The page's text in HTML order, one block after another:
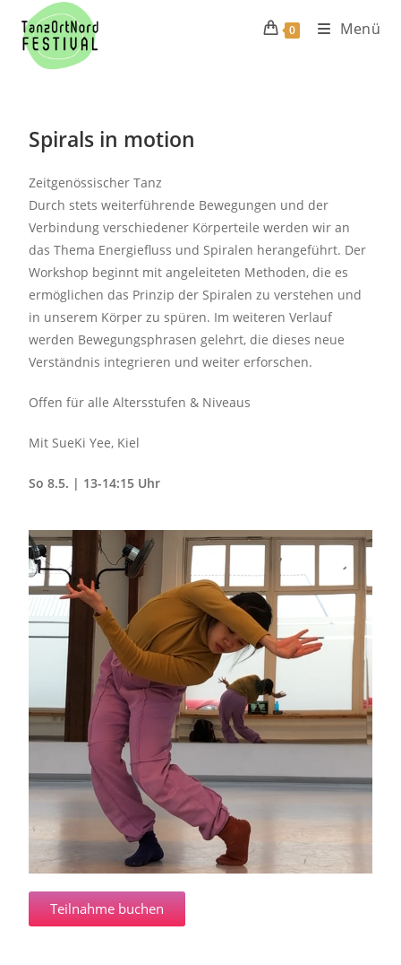
0 Menü
Spirals in motion
Zeitgenössischer Tanz
Durch stets weiterführende Bewegungen und der
Verbindung verschiedener Körperteile werden wir an
das Thema Energiefluss und Spiralen herangeführt. Der
Workshop beginnt mit angeleiteten Methoden, die es
ermöglichen das Prinzip der Spiralen zu verstehen und
in unserem Körper zu spüren. Im weiteren Verlauf
werden Bewegungsphrasen gelehrt, die dieses neue
Verständnis integrieren und weiter erforschen.
Offen für alle Altersstufen & Niveaus
Mit SueKi Yee, Kiel
So 8.5. | 13-14:15 Uhr
Teilnahme buchen